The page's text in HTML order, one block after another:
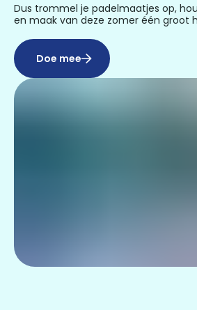
Dus trommel je padelmaatjes op,
en maak van deze zomer één groot
Doe mee